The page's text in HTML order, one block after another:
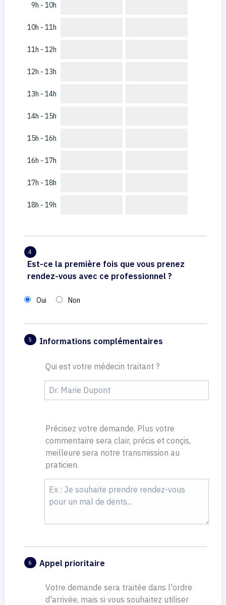
9h - 10h
10h - 11h
11h - 12h
12h - 13h
13h - 14h
14h - 15h
15h - 16h
16h - 17h
17h - 18h
18h - 19h
4
Est-ce la première fois que vous prenez
rendez-vous avec ce professionnel ?
Oui Non
5 Informations complémentaires
Qui est votre médecin traitant ?
Précisez votre demande. Plus votre
commentaire sera clair, précis et conçis,
meilleure sera notre transmission au
praticien.
6 Appel prioritaire
Votre demande sera traitée dans l'ordre
d'arrivée, mais si vous souhaitez utiliser